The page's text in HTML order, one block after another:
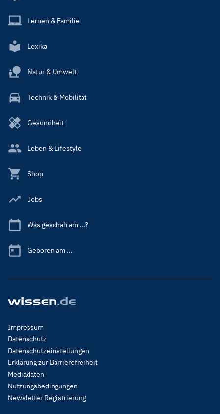
Lernen & Familie
Lexika
Natur & Umwelt
Technik & Mobilität
Gesundheit
Leben & Lifestyle
Shop
Jobs
Was geschah am ...?
Geboren am ...
Footer
Menu
Legal
Impressum
Datenschutz
Datenschutzeinstellungen
Erklärung zur Barrierefreiheit
Mediadaten
Nutzungsbedingungen
Newsletter Registrierung